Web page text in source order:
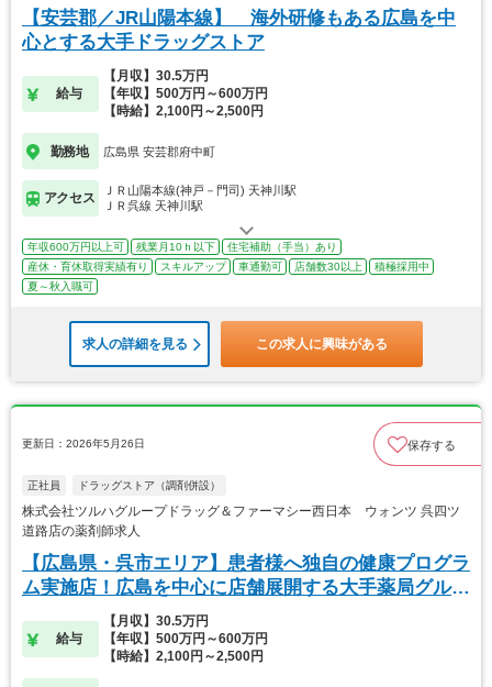
【安芸郡／JR山陽本線】 海外研修もある広島を中
心とする大手ドラッグストア
給与
【月収】30.5万円
【年収】500万円～600万円
【時給】2,100円～2,500円
勤務地 広島県 安芸郡府中町
アクセス
ＪＲ山陽本線(神戸－門司) 天神川駅
ＪＲ呉線 天神川駅
年収600万円以上可 残業月10ｈ以下
住宅補助（手当）あり
産休・育休取得実績有り
スキルアップ 車通勤可 店舗数30以上
積極採用中
夏～秋入職可
求人の詳細を見る この求人に興味がある
更新日：2026年5月26日 保存する
正社員 ドラッグストア（調剤併設）
株式会社ツルハグループドラッグ＆ファーマシー西日本 ウォンツ 呉四ツ
道路店の薬剤師求人
【広島県・呉市エリア】患者様へ独自の健康プログラ
ム実施店！広島を中心に店舗展開する大手薬局グルー
給与
【月収】30.5万円
【年収】500万円～600万円
【時給】2,100円～2,500円